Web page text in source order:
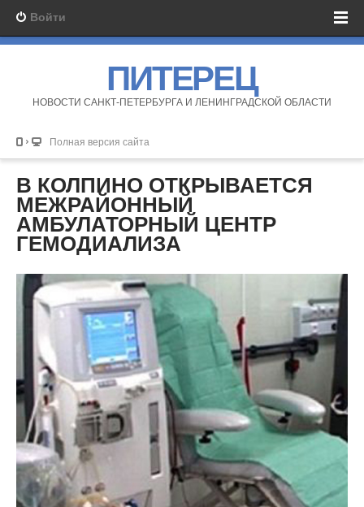
Войти
ПИТЕРЕЦ
НОВОСТИ САНКТ-ПЕТЕРБУРГА И ЛЕНИНГРАДСКОЙ ОБЛАСТИ
Полная версия сайта
В КОЛПИНО ОТКРЫВАЕТСЯ
МЕЖРАЙОННЫЙ
АМБУЛАТОРНЫЙ ЦЕНТР
ГЕМОДИАЛИЗА